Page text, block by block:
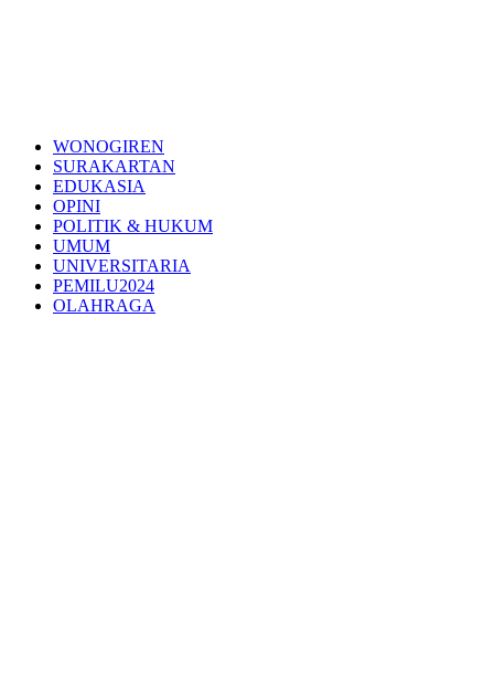
WONOGIREN
SURAKARTAN
EDUKASIA
OPINI
POLITIK & HUKUM
UMUM
UNIVERSITARIA
PEMILU2024
OLAHRAGA